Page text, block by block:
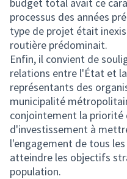
processus des années
type de projet était
routière prédominait.
Enfin, il convient de
relations entre l'État et
représentants des
municipalité
conjointement la priorité
d'investissement à
l'engagement de tous
atteindre les objectifs
population.